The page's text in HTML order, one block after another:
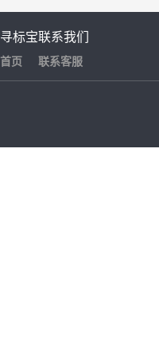
寻标宝
首页
联系我们
联系客服